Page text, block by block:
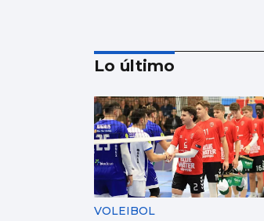
Récord de personas
afiliadas en Vigo y
provincia en julio
aunque sube el paro
Lo último
VOLEIBOL